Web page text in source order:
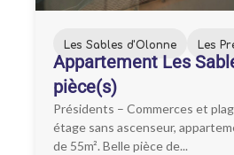
Les Sables d'Olonne Les
Appartement Les
pièce(s)
Présidents – Commerces et
étage sans ascenseur,
de 55m². Belle pièce de...